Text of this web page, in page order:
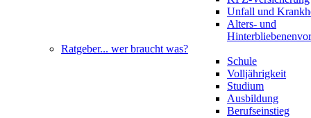
Unfall und
Alters- und
Ratgeber... wer braucht was?
Schule
Volljährigkeit
Studium
Ausbildung
Berufseinstieg